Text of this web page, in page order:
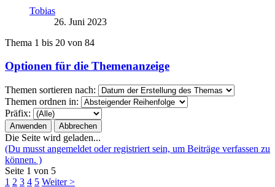
Tobias
26. Juni 2023
Thema 1 bis 20 von 84
Optionen für die Themenanzeige
Themen sortieren nach:
Themen ordnen in:
Präfix:
Die Seite wird geladen...
(Du musst angemeldet oder registriert sein, um Beiträge verfassen zu
können. )
Seite 1 von 5
1 2 3 4 5 Weiter >